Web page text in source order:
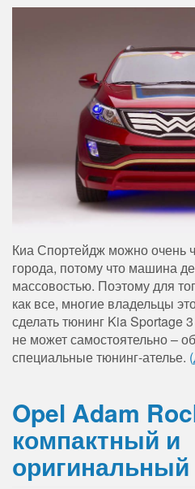
Киа Спортейдж можно очень
города, потому что машина
массовостью. Поэтому для
как все, многие владельцы
сделать тюнинг Kia Sportage
не может самостоятельно –
специальные тюнинг-ателье.
Opel Adam
компактный и
оригинальный